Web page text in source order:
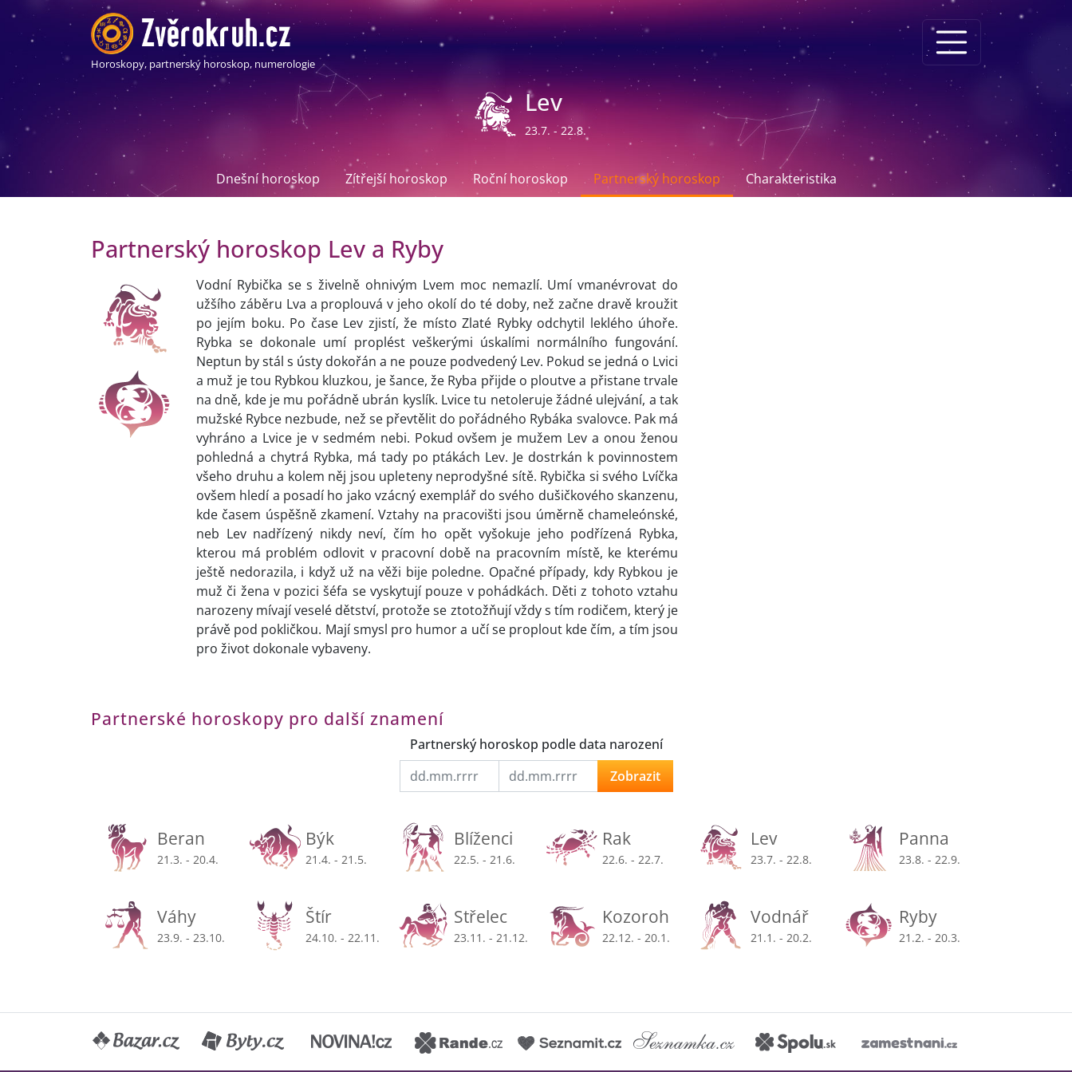
Horoskopy, partnerský horoskop, numerologie
Lev
23.7. - 22.8.
Dnešní horoskop Zítřejší horoskop Roční horoskop Partnerský horoskop Charakteristika
Partnerský horoskop Lev a Ryby
Vodní Rybička se s živelně ohnivým Lvem moc nemazlí. Umí vmanévrovat do
užšího záběru Lva a proplouvá v jeho okolí do té doby, než začne dravě kroužit
po jejím boku. Po čase Lev zjistí, že místo Zlaté Rybky odchytil leklého úhoře.
Rybka se dokonale umí proplést veškerými úskalími normálního fungování.
Neptun by stál s ústy dokořán a ne pouze podvedený Lev. Pokud se jedná o Lvici
a muž je tou Rybkou kluzkou, je šance, že Ryba přijde o ploutve a přistane trvale
na dně, kde je mu pořádně ubrán kyslík. Lvice tu netoleruje žádné ulejvání, a tak
mužské Rybce nezbude, než se převtělit do pořádného Rybáka svalovce. Pak má
vyhráno a Lvice je v sedmém nebi. Pokud ovšem je mužem Lev a onou ženou
pohledná a chytrá Rybka, má tady po ptákách Lev. Je dostrkán k povinnostem
všeho druhu a kolem něj jsou upleteny neprodyšné sítě. Rybička si svého Lvíčka
ovšem hledí a posadí ho jako vzácný exemplář do svého dušičkového skanzenu,
kde časem úspěšně zkamení. Vztahy na pracovišti jsou úměrně chameleónské,
neb Lev nadřízený nikdy neví, čím ho opět vyšokuje jeho podřízená Rybka,
kterou má problém odlovit v pracovní době na pracovním místě, ke kterému
ještě nedorazila, i když už na věži bije poledne. Opačné případy, kdy Rybkou je
muž či žena v pozici šéfa se vyskytují pouze v pohádkách. Děti z tohoto vztahu
narozeny mívají veselé dětství, protože se ztotožňují vždy s tím rodičem, který je
právě pod pokličkou. Mají smysl pro humor a učí se proplout kde čím, a tím jsou
pro život dokonale vybaveny.
Partnerské horoskopy pro další znamení
Partnerský horoskop podle data narození
Zobrazit
Beran
21.3. - 20.4.
Býk
21.4. - 21.5.
Blíženci
22.5. - 21.6.
Rak
22.6. - 22.7.
Lev
23.7. - 22.8.
Panna
23.8. - 22.9.
Váhy
23.9. - 23.10.
Štír
24.10. - 22.11.
Střelec
23.11. - 21.12.
Kozoroh
22.12. - 20.1.
Vodnář
21.1. - 20.2.
Ryby
21.2. - 20.3.